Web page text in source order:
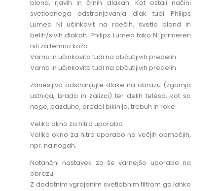
blond, rjavih in črnih dlakah. Kot ostali načini
svetlobnega odstranjevanja dlak tudi Philips
Lumea NI učinkovit na rdečih, svetlo blond in
belih/sivih dlakah. Philips Lumea tako NI primeren
niti za temno kožo.
Varno in učinkovito tudi na občutljivih predelih
Varno in učinkovito tudi na občutljivih predelih
Zanesljivo odstranjujte dlake na obrazu (zgornja
ustnica, brada in zalizci) ter delih telesa, kot so
noge, pazduhe, predel bikinija, trebuh in roke.
Veliko okno za hitro uporabo
Veliko okno za hitro uporabo na večjih območjih,
npr. na nogah.
Natančni nastavek za še varnejšo uporabo na
obrazu
Z dodatnim vgrajenim svetlobnim filtrom ga lahko